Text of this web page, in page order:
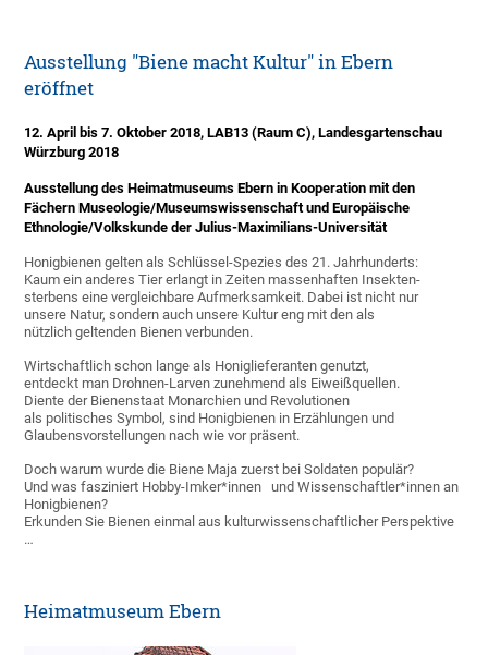
Ausstellung "Biene macht Kultur" in Ebern
eröffnet
12. April bis 7. Oktober 2018, LAB13 (Raum C), Landesgartenschau
Würzburg 2018
Ausstellung des Heimatmuseums Ebern in Kooperation mit den
Fächern Museologie/Museumswissenschaft und Europäische
Ethnologie/Volkskunde der Julius-Maximilians-Universität
Honigbienen gelten als Schlüssel-Spe­zies des 21. Jahrhunderts: ­
Kaum ein anderes Tier erlangt in Zeiten massenhaften Insekten-
sterbens eine vergleichbare Aufmerksamkeit. Dabei ist nicht nur
unsere Natur, sondern auch unsere Kultur eng mit den als
nützlich geltenden Bienen verbunden.
Wirtschaftlich schon lange als Honiglieferanten genutzt,
entdeckt man Drohnen-Larven zunehmend als Eiweißquellen.
Diente der Bienenstaat Monarchien und Revolutionen
als politisches Symbol, sind Honigbienen in Erzählungen und
Glaubensvorstellungen nach wie vor präsent.
Doch warum wurde die Biene Maja zuerst bei Soldaten populär?
Und was fasziniert Hobby-Imker*innen und Wissenschaftler*innen an
Honigbienen?
Erkunden Sie Bienen einmal aus kulturwissenschaftlicher Perspektive
…
Heimatmuseum Ebern